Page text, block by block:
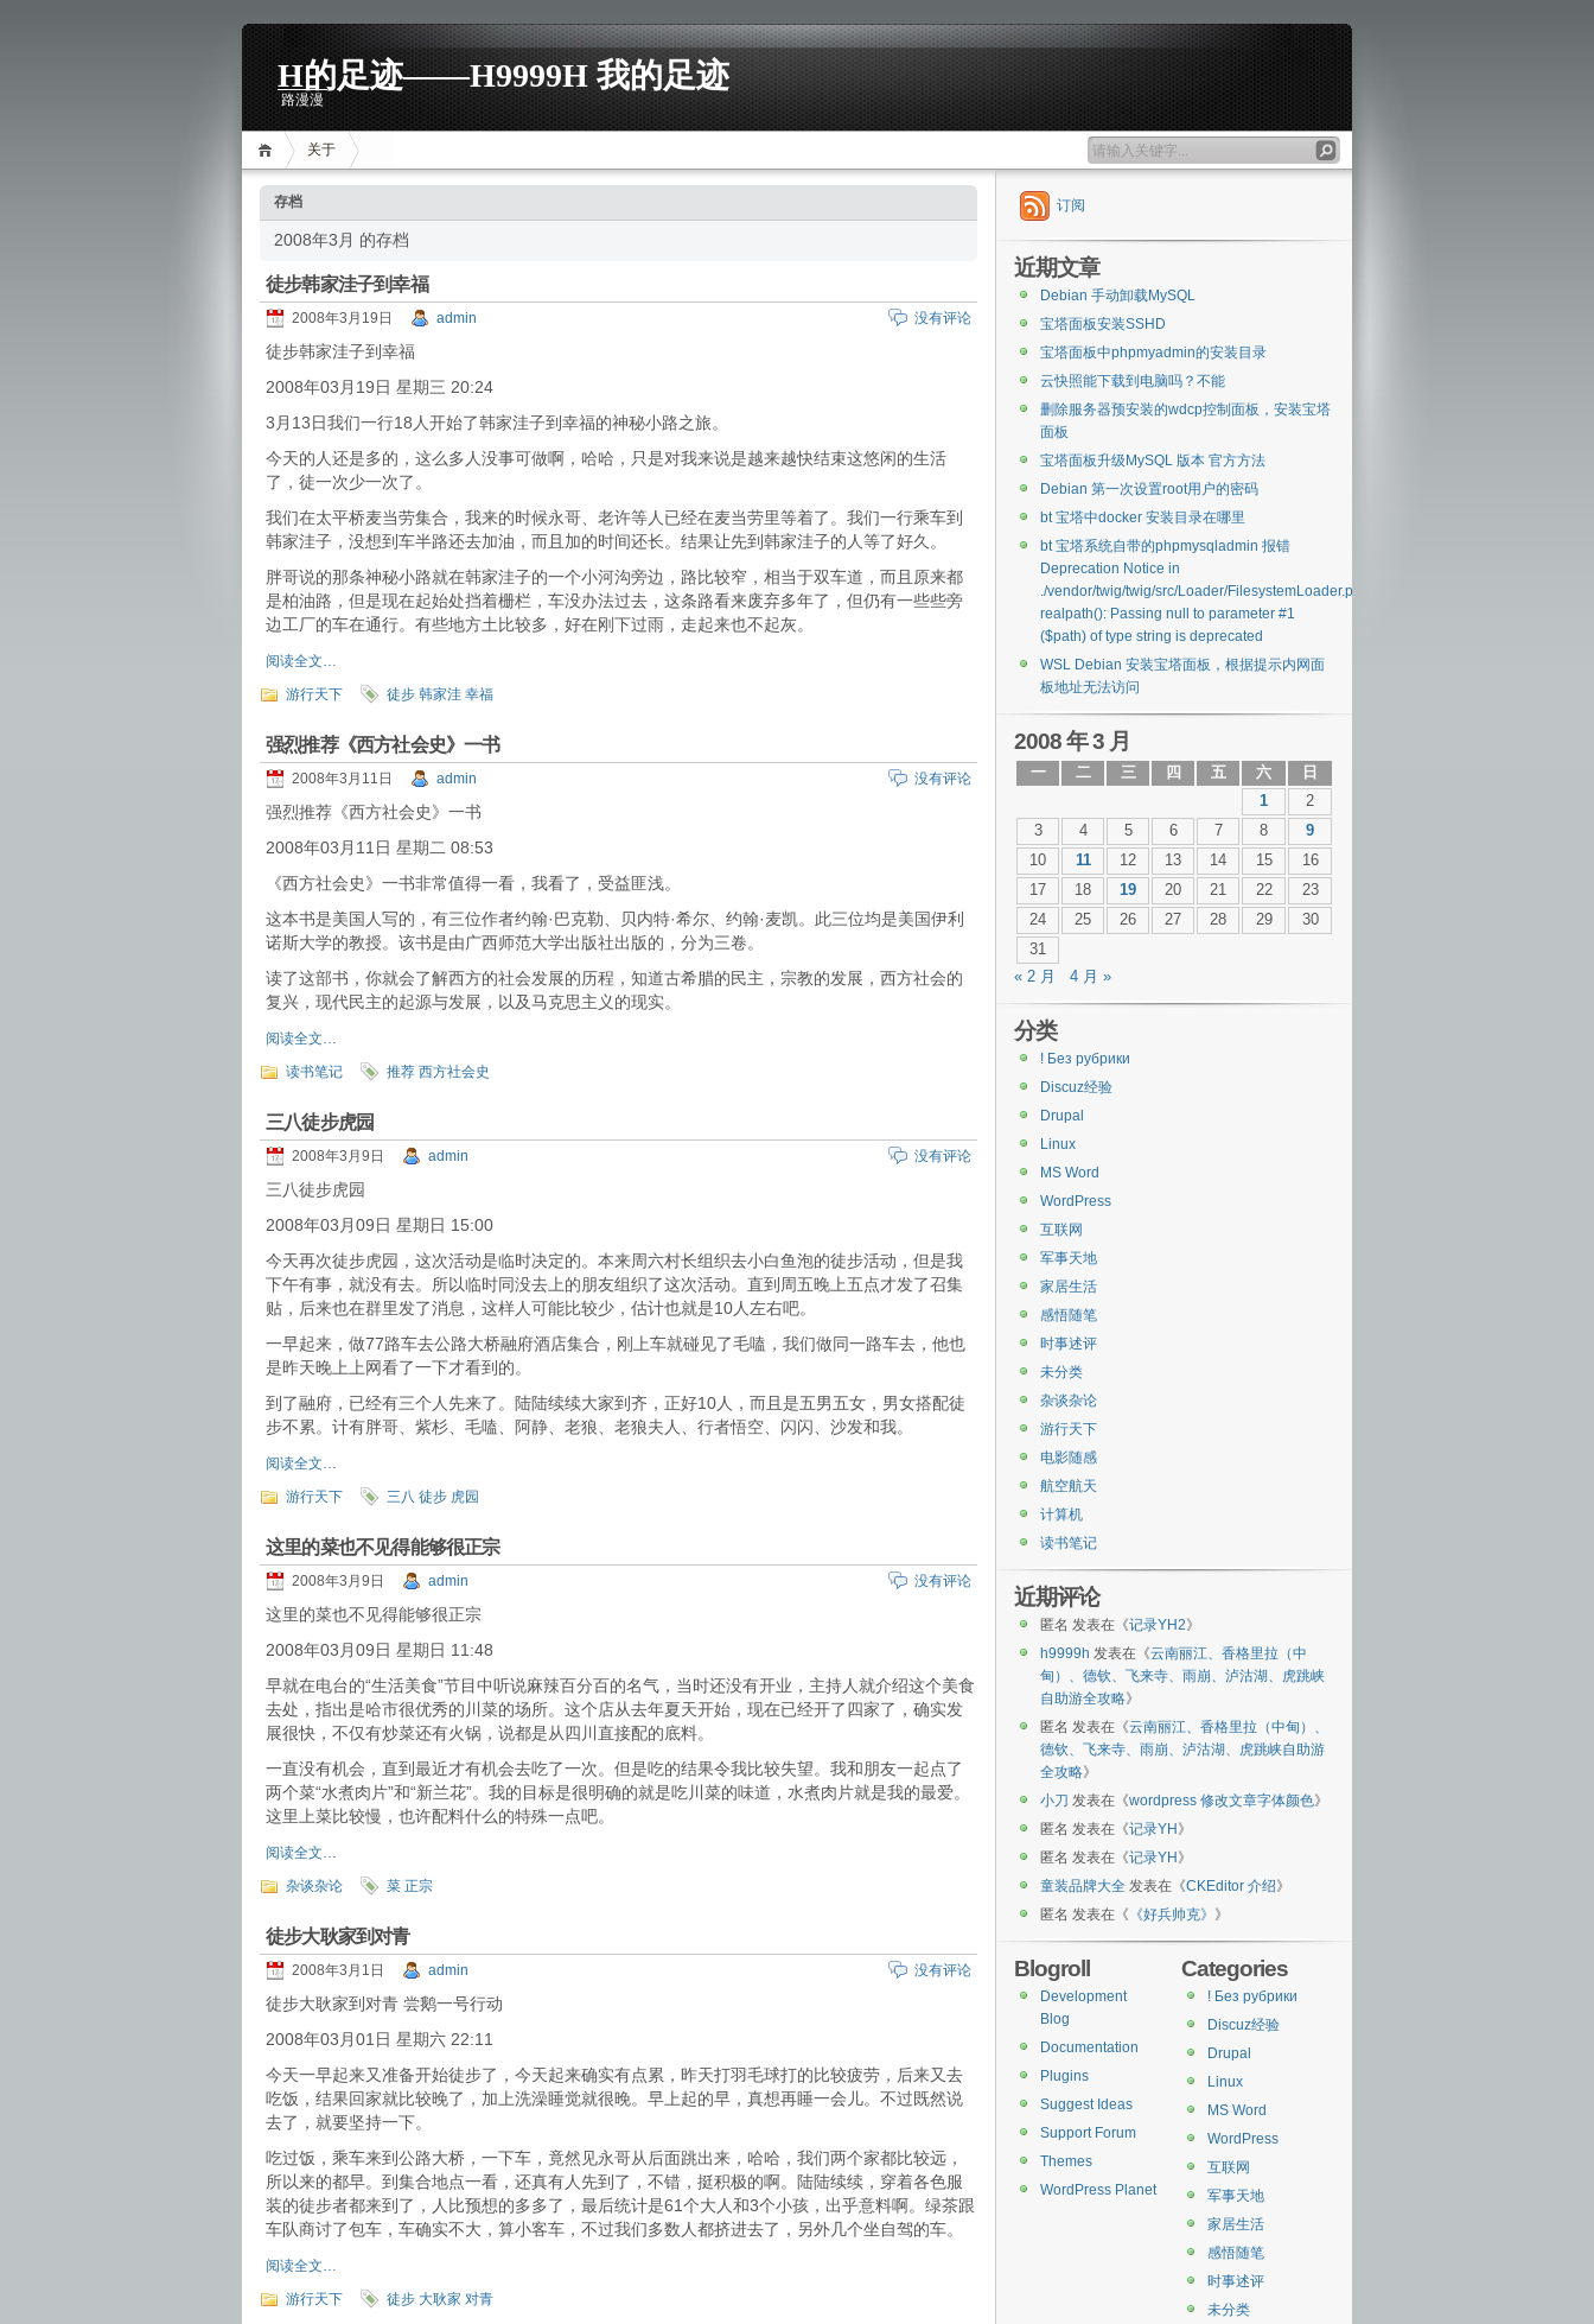
H的足迹——H9999H 我的足迹
路漫漫
关于
存档
2008年3月 的存档
徒步韩家洼子到幸福
2008年3月19日 admin 没有评论
徒步韩家洼子到幸福
2008年03月19日 星期三 20:24
3月13日我们一行18人开始了韩家洼子到幸福的神秘小路之旅。
今天的人还是多的，这么多人没事可做啊，哈哈，只是对我来说是越来越快结束这悠闲的生活
了，徒一次少一次了。
我们在太平桥麦当劳集合，我来的时候永哥、老许等人已经在麦当劳里等着了。我们一行乘车到
韩家洼子，没想到车半路还去加油，而且加的时间还长。结果让先到韩家洼子的人等了好久。
胖哥说的那条神秘小路就在韩家洼子的一个小河沟旁边，路比较窄，相当于双车道，而且原来都
是柏油路，但是现在起始处挡着栅栏，车没办法过去，这条路看来废弃多年了，但仍有一些些旁
边工厂的车在通行。有些地方土比较多，好在刚下过雨，走起来也不起灰。
阅读全文…
游行天下
徒步 韩家洼 幸福
强烈推荐《西方社会史》一书
2008年3月11日 admin 没有评论
强烈推荐《西方社会史》一书
2008年03月11日 星期二 08:53
《西方社会史》一书非常值得一看，我看了，受益匪浅。
这本书是美国人写的，有三位作者约翰·巴克勒、贝内特·希尔、约翰·麦凯。此三位均是美国伊利
诺斯大学的教授。该书是由广西师范大学出版社出版的，分为三卷。
读了这部书，你就会了解西方的社会发展的历程，知道古希腊的民主，宗教的发展，西方社会的
复兴，现代民主的起源与发展，以及马克思主义的现实。
阅读全文…
读书笔记
推荐 西方社会史
三八徒步虎园
2008年3月9日 admin 没有评论
三八徒步虎园
2008年03月09日 星期日 15:00
今天再次徒步虎园，这次活动是临时决定的。本来周六村长组织去小白鱼泡的徒步活动，但是我
下午有事，就没有去。所以临时同没去上的朋友组织了这次活动。直到周五晚上五点才发了召集
贴，后来也在群里发了消息，这样人可能比较少，估计也就是10人左右吧。
一早起来，做77路车去公路大桥融府酒店集合，刚上车就碰见了毛嗑，我们做同一路车去，他也
是昨天晚上上网看了一下才看到的。
到了融府，已经有三个人先来了。陆陆续续大家到齐，正好10人，而且是五男五女，男女搭配徒
步不累。计有胖哥、紫杉、毛嗑、阿静、老狼、老狼夫人、行者悟空、闪闪、沙发和我。
阅读全文…
游行天下
三八 徒步 虎园
这里的菜也不见得能够很正宗
2008年3月9日 admin 没有评论
这里的菜也不见得能够很正宗
2008年03月09日 星期日 11:48
早就在电台的“生活美食”节目中听说麻辣百分百的名气，当时还没有开业，主持人就介绍这个美食
去处，指出是哈市很优秀的川菜的场所。这个店从去年夏天开始，现在已经开了四家了，确实发
展很快，不仅有炒菜还有火锅，说都是从四川直接配的底料。
一直没有机会，直到最近才有机会去吃了一次。但是吃的结果令我比较失望。我和朋友一起点了
两个菜“水煮肉片”和“新兰花”。我的目标是很明确的就是吃川菜的味道，水煮肉片就是我的最爱。
这里上菜比较慢，也许配料什么的特殊一点吧。
阅读全文…
杂谈杂论
菜 正宗
徒步大耿家到对青
2008年3月1日 admin 没有评论
徒步大耿家到对青 尝鹅一号行动
2008年03月01日 星期六 22:11
今天一早起来又准备开始徒步了，今天起来确实有点累，昨天打羽毛球打的比较疲劳，后来又去
吃饭，结果回家就比较晚了，加上洗澡睡觉就很晚。早上起的早，真想再睡一会儿。不过既然说
去了，就要坚持一下。
吃过饭，乘车来到公路大桥，一下车，竟然见永哥从后面跳出来，哈哈，我们两个家都比较远，
所以来的都早。到集合地点一看，还真有人先到了，不错，挺积极的啊。陆陆续续，穿着各色服
装的徒步者都来到了，人比预想的多多了，最后统计是61个大人和3个小孩，出乎意料啊。绿茶跟
车队商讨了包车，车确实不大，算小客车，不过我们多数人都挤进去了，另外几个坐自驾的车。
阅读全文…
游行天下
徒步 大耿家 对青
订阅
近期文章
Debian 手动卸载MySQL
宝塔面板安装SSHD
宝塔面板中phpmyadmin的安装目录
云快照能下载到电脑吗？不能
删除服务器预安装的wdcp控制面板，安装宝塔
面板
宝塔面板升级MySQL 版本 官方方法
Debian 第一次设置root用户的密码
bt 宝塔中docker 安装目录在哪里
bt 宝塔系统自带的phpmysqladmin 报错
Deprecation Notice in
./vendor/twig/twig/src/Loader/FilesystemLoader.php#40
realpath(): Passing null to parameter #1
($path) of type string is deprecated
WSL Debian 安装宝塔面板，根据提示内网面
板地址无法访问
2008 年 3 月
一 二 三 四 五 六
日
1
2
3
4 5 6 7 8
9
10
11 12 13 14 15
16
17
18 19 20 21 22
23
24
25 26 27 28 29
30
31
« 2 月
4 月 »
分类
! Без рубрики
Discuz经验
Drupal
Linux
MS Word
WordPress
互联网
军事天地
家居生活
感悟随笔
时事述评
未分类
杂谈杂论
游行天下
电影随感
航空航天
计算机
读书笔记
近期评论
匿名 发表在《记录YH2》
h9999h 发表在《云南丽江、香格里拉（中
甸）、德钦、飞来寺、雨崩、泸沽湖、虎跳峡
自助游全攻略》
匿名 发表在《云南丽江、香格里拉（中甸）、
德钦、飞来寺、雨崩、泸沽湖、虎跳峡自助游
全攻略》
小刀 发表在《wordpress 修改文章字体颜色》
匿名 发表在《记录YH 》
匿名 发表在《记录YH 》
童装品牌大全 发表在《CKEditor 介绍》
匿名 发表在《 《好兵帅克》 》
Categories
! Без рубрики
Discuz经验
Drupal
Linux
MS Word
WordPress
互联网
军事天地
家居生活
感悟随笔
时事述评
未分类
Blogroll
Development
Blog
Documentation
Plugins
Suggest Ideas
Support Forum
Themes
WordPress Planet